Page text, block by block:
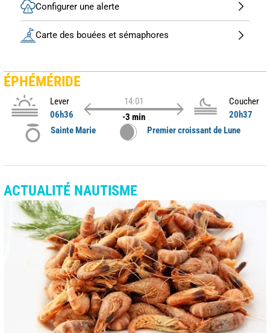
Configurer une alerte
Carte des bouées et sémaphores
ÉPHÉMÉRIDE
Lever
06h36
14:01
-3 min
Coucher
20h37
Sainte Marie
Premier croissant de Lune
ACTUALITÉ NAUTISME